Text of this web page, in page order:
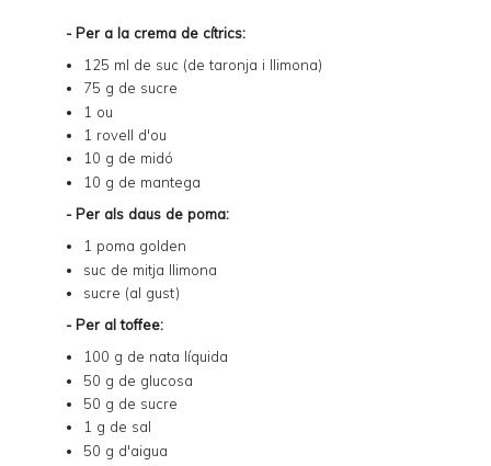
- Per a la crema de cítrics:
125 ml de suc (de taronja i llimona)
75 g de sucre
1 ou
1 rovell d'ou
10 g de midó
10 g de mantega
- Per als daus de poma:
1 poma golden
suc de mitja llimona
sucre (al gust)
- Per al toffee:
100 g de nata líquida
50 g de glucosa
50 g de sucre
1 g de sal
50 g d'aigua